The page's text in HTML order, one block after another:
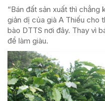
“Bán đất sản xuất thì chẳng
giản dị của già A Thiếu cho
bào DTTS nơi đây. Thay vì
để làm giàu.